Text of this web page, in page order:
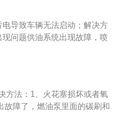
新的电瓶。5、汽车燃油滤
不足，这就会让汽车突然打不
发动机积碳。发动机运转过
用质量好一点的汽油。7、
汽车点火系统故障，检查线
，并且钥匙也会有拧不动的
况下，角度超过30度，就会导
方向盘锁死而打不着火。有
R或者D挡上就会打不着火。
致发动机不能正常工作等。
检查电瓶上的配件及连接线
4、通过汽车电瓶上的观察孔
使用时，定期启动汽车。
导致车辆无法启动；解决方
问题供油系统出现故障，喷
法：应更换喷油嘴；3、机
果继续在机油不足的情况下
预警提示时，要及时加油。根
。如果实在没办法，可以找拖
不仅无法启动车辆，还会损
辆起步时挂P或N挡；6、电
方法：1、火花塞损坏或者氧
故障了，燃油泵里面的碳刷和
修燃油泵。3、喷油器滴漏，